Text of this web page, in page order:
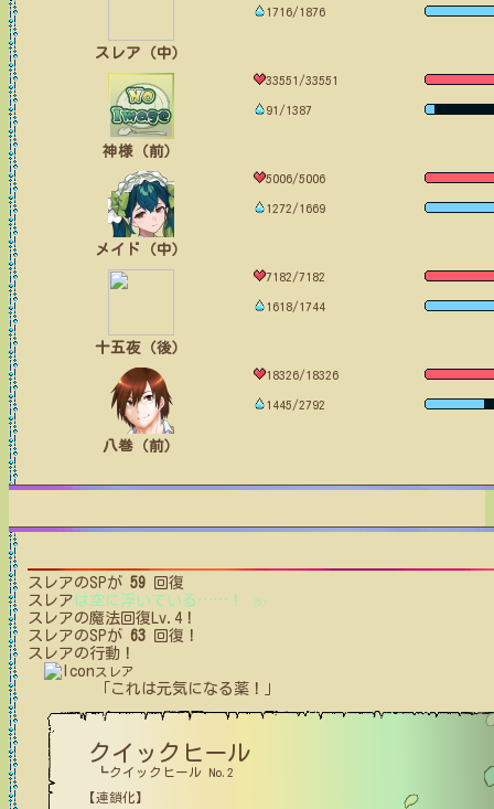
スレア（中）
1716/1876
神様（前）
33551/33551
91/1387
メイド（中）
5006/5006
1272/1669
十五夜（後）
7182/7182
1618/1744
八巻（前）
18326/18326
1445/2792
スレアのSPが 59 回復
スレア は空に浮いている …… ！ (5)
スレアの魔法回復Lv.4！
スレアのSPが 63 回復！
スレアの行動！
スレア
「これは元気になる薬！」
クイックヒール
┗クイックヒール No.2
【連鎖化】